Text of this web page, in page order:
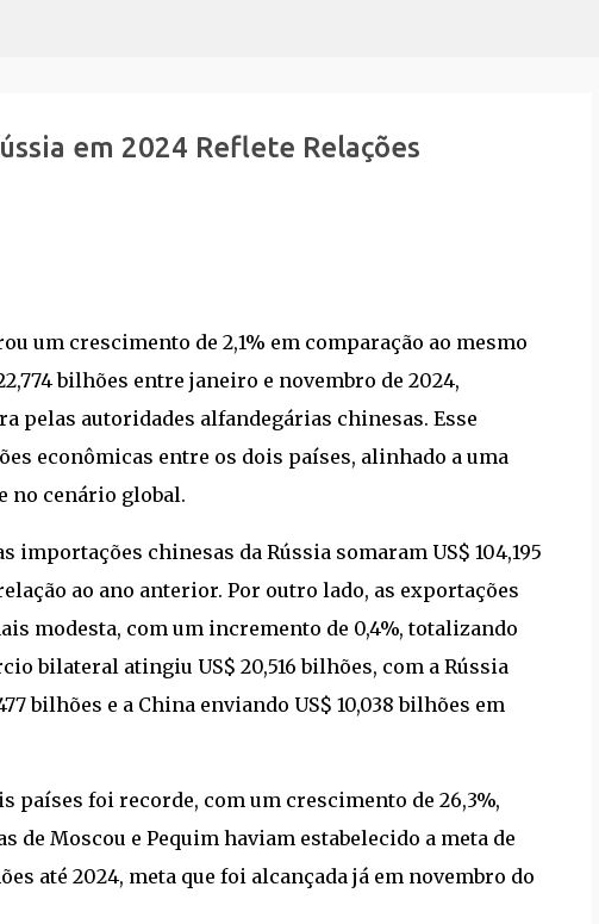
em 2024 Reflete Relações
um crescimento de 2,1% em comparação ao mesmo
bilhões entre janeiro e novembro de 2024,
pelas autoridades alfandegárias chinesas. Esse
econômicas entre os dois países, alinhado a uma
no cenário global.
importações chinesas da Rússia somaram US$ 104,195
ao ano anterior. Por outro lado, as exportações
modesta, com um incremento de 0,4%, totalizando
bilateral atingiu US$ 20,516 bilhões, com a Rússia
bilhões e a China enviando US$ 10,038 bilhões em
países foi recorde, com um crescimento de 26,3%,
de Moscou e Pequim haviam estabelecido a meta de
até 2024, meta que foi alcançada já em novembro do